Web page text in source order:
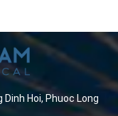
Dinh Hoi, Phuoc Long